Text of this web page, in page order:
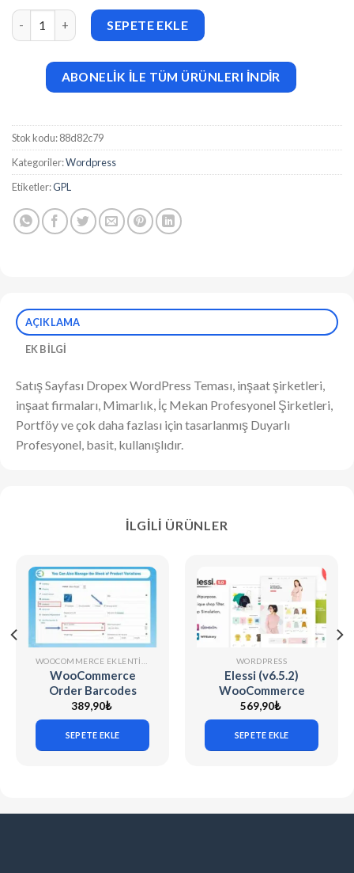
Dropex (v2.0) Architecture WordPress Theme adet
SEPETE EKLE
ABONELİK İLE TÜM ÜRÜNLERI İNDİR
Stok kodu:88d82c79
Kategoriler:Wordpress
Etiketler:GPL
AÇIKLAMA
EK BILGI
Satış Sayfası Dropex WordPress Teması, inşaat şirketleri,
inşaat firmaları, Mimarlık, İç Mekan Profesyonel Şirketleri,
Portföy ve çok daha fazlası için tasarlanmış Duyarlı
Profesyonel, basit, kullanışlıdır.
İLGILI ÜRÜNLER
WooCommerce
Order Barcodes
(v1.9.8)
389,90₺
SEPETE EKLE
WORDPRESS
Elessi (v6.5.2)
WooCommerce
AJAX WP Theme
569,90₺
SEPETE EKLE